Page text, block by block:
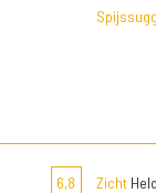
6,8 Zicht